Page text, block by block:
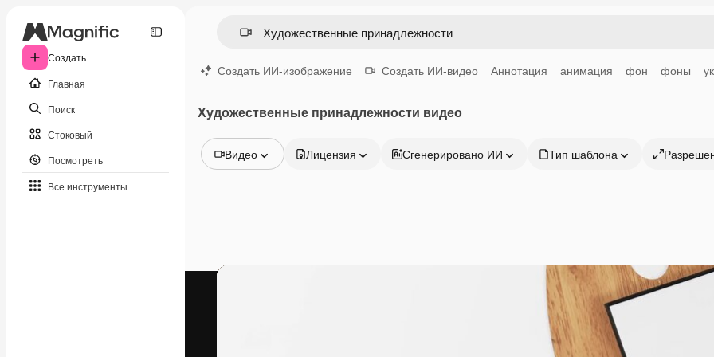
Создать
Главная
Поиск
Стоковый
Посмотреть
Все инструменты
Создать ИИ-изображение Создать ИИ-видео Аннотация анимация фон фоны
Художественные принадлежности видео
Видео
Видео
Лицензия Сгенерировано ИИ Тип шаблона
Продукция